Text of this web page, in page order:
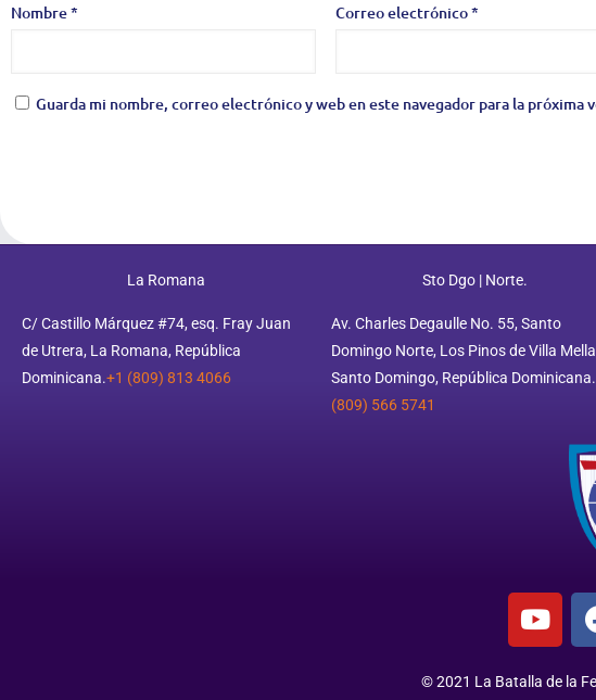
Nombre* Correo electrónico*
Guarda mi nombre, correo electrónico y web en este navegador para la próxima
La Romana
C/ Castillo Márquez #74, esq. Fray Juan
de Utrera, La Romana, República
Dominicana.+1 (809) 813 4066
Sto Dgo | Norte.
Av. Charles Degaulle No. 55, Santo
Domingo Norte, Los Pinos de Villa
Santo Domingo, República Dominicana.
(809) 566 5741
© 2021 La Batalla de la